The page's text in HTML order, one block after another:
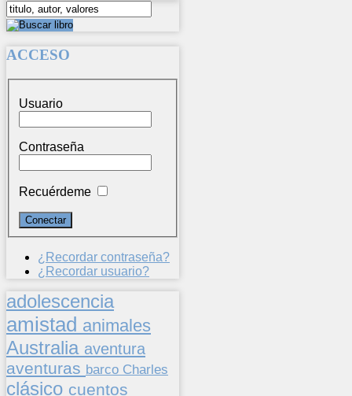
ACCESO
Usuario
Contraseña
Recuérdeme
¿Recordar contraseña?
¿Recordar usuario?
adolescencia
amistad animales
Australia aventura
aventuras barco Charles
clásico cuentos